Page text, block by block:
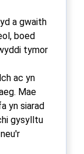
a gwaith
boed
tymor
ac yn
Mae
yn siarad
gysylltu